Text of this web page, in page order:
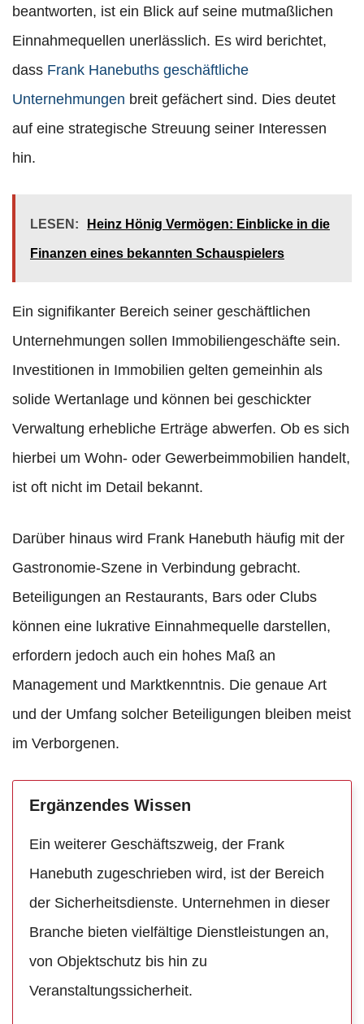
beantworten, ist ein Blick auf seine mutmaßlichen
Einnahmequellen unerlässlich. Es wird berichtet,
dass Frank Hanebuths geschäftliche
Unternehmungen breit gefächert sind. Dies deutet
auf eine strategische Streuung seiner Interessen
hin.
LESEN: Heinz Hönig Vermögen: Einblicke in die
Finanzen eines bekannten Schauspielers
Ein signifikanter Bereich seiner geschäftlichen
Unternehmungen sollen Immobiliengeschäfte sein.
Investitionen in Immobilien gelten gemeinhin als
solide Wertanlage und können bei geschickter
Verwaltung erhebliche Erträge abwerfen. Ob es sich
hierbei um Wohn- oder Gewerbeimmobilien handelt,
ist oft nicht im Detail bekannt.
Darüber hinaus wird Frank Hanebuth häufig mit der
Gastronomie-Szene in Verbindung gebracht.
Beteiligungen an Restaurants, Bars oder Clubs
können eine lukrative Einnahmequelle darstellen,
erfordern jedoch auch ein hohes Maß an
Management und Marktkenntnis. Die genaue Art
und der Umfang solcher Beteiligungen bleiben meist
im Verborgenen.
Ergänzendes Wissen
Ein weiterer Geschäftszweig, der Frank
Hanebuth zugeschrieben wird, ist der Bereich
der Sicherheitsdienste. Unternehmen in dieser
Branche bieten vielfältige Dienstleistungen an,
von Objektschutz bis hin zu
Veranstaltungssicherheit.